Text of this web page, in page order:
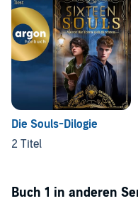
Die Souls-Dilogie
2 Titel
Buch 1 in anderen